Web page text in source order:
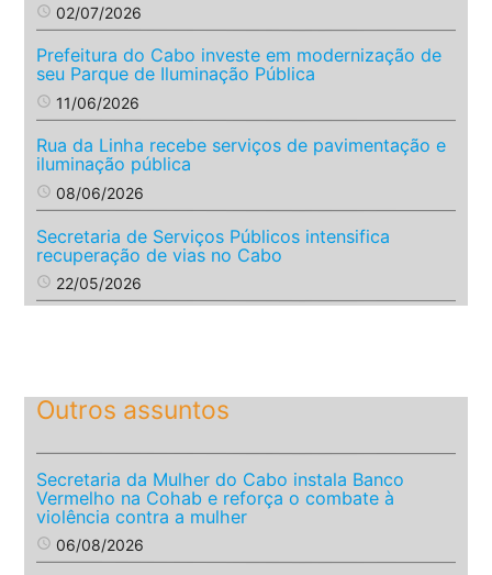
access_time 02/07/2026
Prefeitura do Cabo investe em modernização de
seu Parque de Iluminação Pública
access_time 11/06/2026
Rua da Linha recebe serviços de pavimentação e
iluminação pública
access_time 08/06/2026
Secretaria de Serviços Públicos intensifica
recuperação de vias no Cabo
access_time 22/05/2026
Outros assuntos
Secretaria da Mulher do Cabo instala Banco
Vermelho na Cohab e reforça o combate à
violência contra a mulher
access_time 06/08/2026